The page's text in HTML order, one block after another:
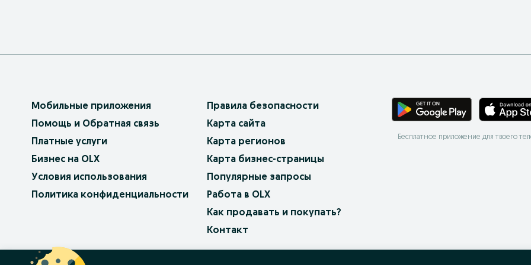
Мобильные приложения
Помощь и Обратная связь
Платные услуги
Бизнес на OLX
Условия использования
Политика конфиденциальности
Правила безопасности
Карта сайта
Карта регионов
Карта бизнес-страницы
Популярные запросы
Работа в OLX
Как продавать и покупать?
Контакт
Бесплатное приложение для твоего
OLX.bg